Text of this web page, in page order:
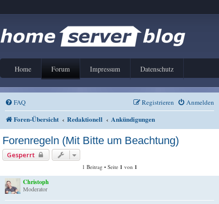
Home Forum Impressum Datenschutz
FAQ Anmelden
Registrieren
Foren-Übersicht Redaktionell Ankündigungen
Forenregeln (Mit Bitte um Beachtung)
Gesperrt
1 Beitrag • Seite 1 von 1
Christoph
Moderator